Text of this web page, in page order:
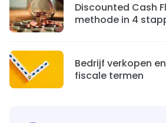
Discounted Cash
methode in 4
Bedrijf verkopen
fiscale termen